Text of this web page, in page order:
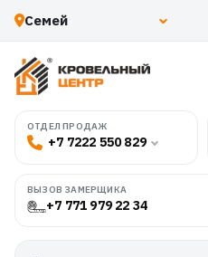
ОТДЕЛ ПРОДАЖ
+7 7222 550 829
ВЫЗОВ ЗАМЕРЩИКА
+7 771 979 22 34